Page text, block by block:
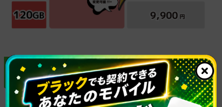
【 キャンペーンに関する注意事項】※
必ずお読みください。
・「あなたのモバイルサポート」にて解約履歴や未納が